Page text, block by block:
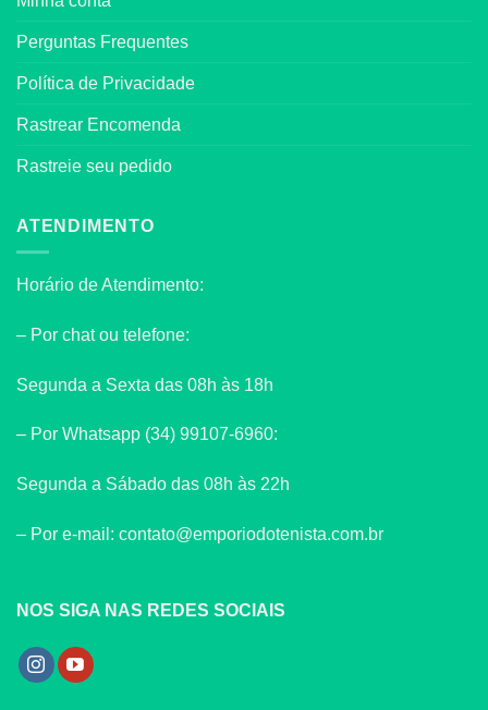
Perguntas Frequentes
Política de Privacidade
Rastrear Encomenda
Rastreie seu pedido
ATENDIMENTO
Horário de Atendimento:
– Por chat ou telefone:
Segunda a Sexta das 08h às 18h
– Por Whatsapp (34) 99107-6960:
Segunda a Sábado das 08h às 22h
– Por e-mail: contato@emporiodotenista.com.br
NOS SIGA NAS REDES SOCIAIS